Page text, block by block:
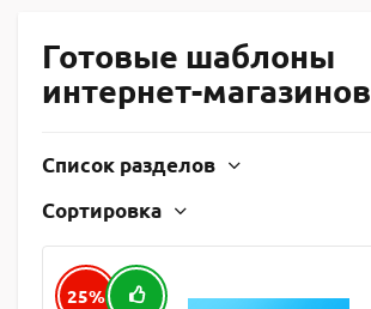
Готовые шаблоны
интернет-магазинов
Список разделов
Сортировка
25%